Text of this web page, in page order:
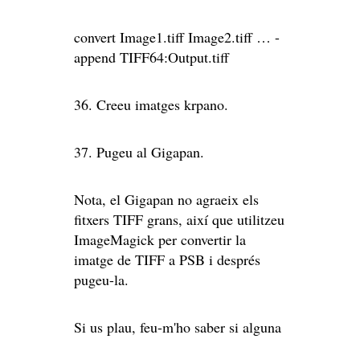
convert Image1.tiff Image2.tiff … -
append TIFF64:Output.tiff
36. Creeu imatges krpano.
37. Pugeu al Gigapan.
Nota, el Gigapan no agraeix els
fitxers TIFF grans, així que utilitzeu
ImageMagick per convertir la
imatge de TIFF a PSB i després
pugeu-la.
Si us plau, feu-m'ho saber si alguna